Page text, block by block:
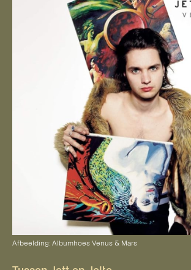
Afbeelding: Albumhoes Venus & Mars